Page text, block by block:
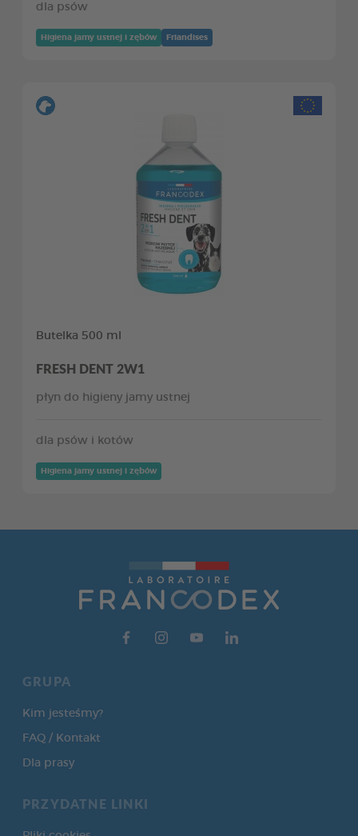
dla psów
Higiena jamy ustnej i zębów Friandises
Butelka 500 ml
FRESH DENT 2W1
płyn do higieny jamy ustnej
dla psów i kotów
Higiena jamy ustnej i zębów
GRUPA
Kim jesteśmy?
FAQ / Kontakt
Dla prasy
PRZYDATNE LINKI